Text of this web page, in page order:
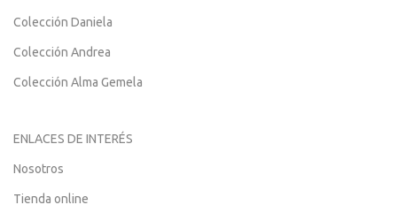
Colección Daniela
Colección Andrea
Colección Alma Gemela
ENLACES DE INTERÉS
Nosotros
Tienda online